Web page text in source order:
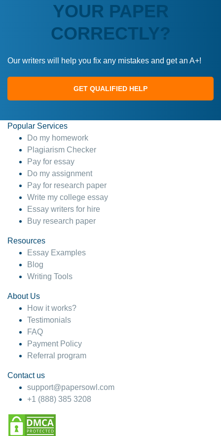
YOUR PAPER
CORRECTLY?
Our writers will help you fix any mistakes and get an A+!
GET QUALIFIED HELP
Popular Services
Do my homework
Plagiarism Checker
Pay for essay
Do my assignment
Pay for research paper
Write my college essay
Essay writers for hire
Buy research paper
Resources
Essay Examples
Blog
Writing Tools
About Us
How it works?
Testimonials
FAQ
Payment Policy
Referral program
Contact us
support@papersowl.com
+1 (888) 385 3208